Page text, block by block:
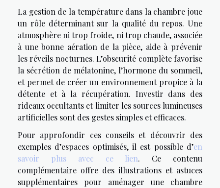
La gestion de la température dans la chambre joue
un rôle déterminant sur la qualité du repos. Une
atmosphère ni trop froide, ni trop chaude, associée
à une bonne aération de la pièce, aide à prévenir
les réveils nocturnes. L’obscurité complète favorise
la sécrétion de mélatonine, l’hormone du sommeil,
et permet de créer un environnement propice à la
détente et à la récupération. Investir dans des
rideaux occultants et limiter les sources lumineuses
artificielles sont des gestes simples et efficaces.
Pour approfondir ces conseils et découvrir des
exemples d’espaces optimisés, il est possible d’en
savoir plus avec ce lien. Ce contenu
complémentaire offre des illustrations et astuces
supplémentaires pour aménager une chambre